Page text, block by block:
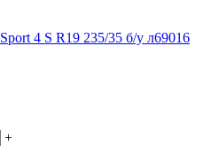
4 S R19 235/35 б/у л69016
+